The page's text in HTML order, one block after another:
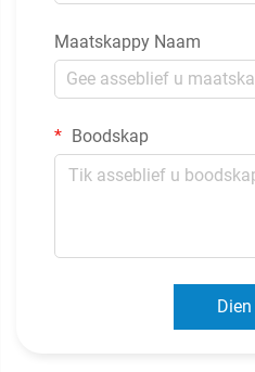
Maatskappy Naam
Boodskap